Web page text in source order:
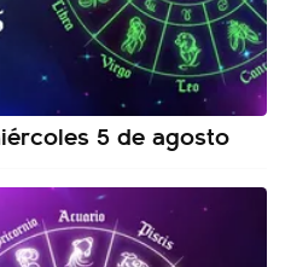
5 de agosto